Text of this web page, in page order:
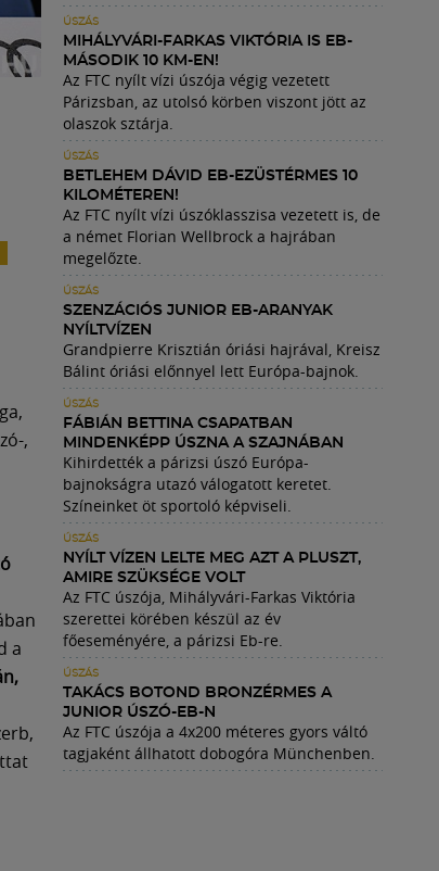
,
a
ÚSZÁS
MIHÁLYVÁRI-FARKAS VIKTÓRIA IS EB-
MÁSODIK 10 KM-EN!
Az FTC nyílt vízi úszója végig vezetett
Párizsban, az utolsó körben viszont jött az
olaszok sztárja.
ÚSZÁS
BETLEHEM DÁVID EB-EZÜSTÉRMES 10
KILOMÉTEREN!
Az FTC nyílt vízi úszóklasszisa vezetett is, de
a német Florian Wellbrock a hajrában
megelőzte.
ÚSZÁS
SZENZÁCIÓS JUNIOR EB-ARANYAK
NYÍLTVÍZEN
Grandpierre Krisztián óriási hajrával, Kreisz
Bálint óriási előnnyel lett Európa-bajnok.
ÚSZÁS
FÁBIÁN BETTINA CSAPATBAN
MINDENKÉPP ÚSZNA A SZAJNÁBAN
Kihirdették a párizsi úszó Európa-
bajnokságra utazó válogatott keretet.
Színeinket öt sportoló képviseli.
ÚSZÁS
NYÍLT VÍZEN LELTE MEG AZT A PLUSZT,
AMIRE SZÜKSÉGE VOLT
Az FTC úszója, Mihályvári-Farkas Viktória
szerettei körében készül az év
főeseményére, a párizsi Eb-re.
ÚSZÁS
TAKÁCS BOTOND BRONZÉRMES A
JUNIOR ÚSZÓ-EB-N
Az FTC úszója a 4x200 méteres gyors váltó
tagjaként állhatott dobogóra Münchenben.